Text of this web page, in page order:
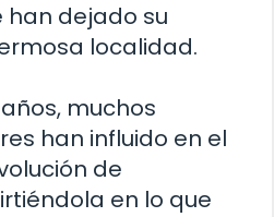
dejado su
localidad.
muchos
han influido en el
de
en lo que